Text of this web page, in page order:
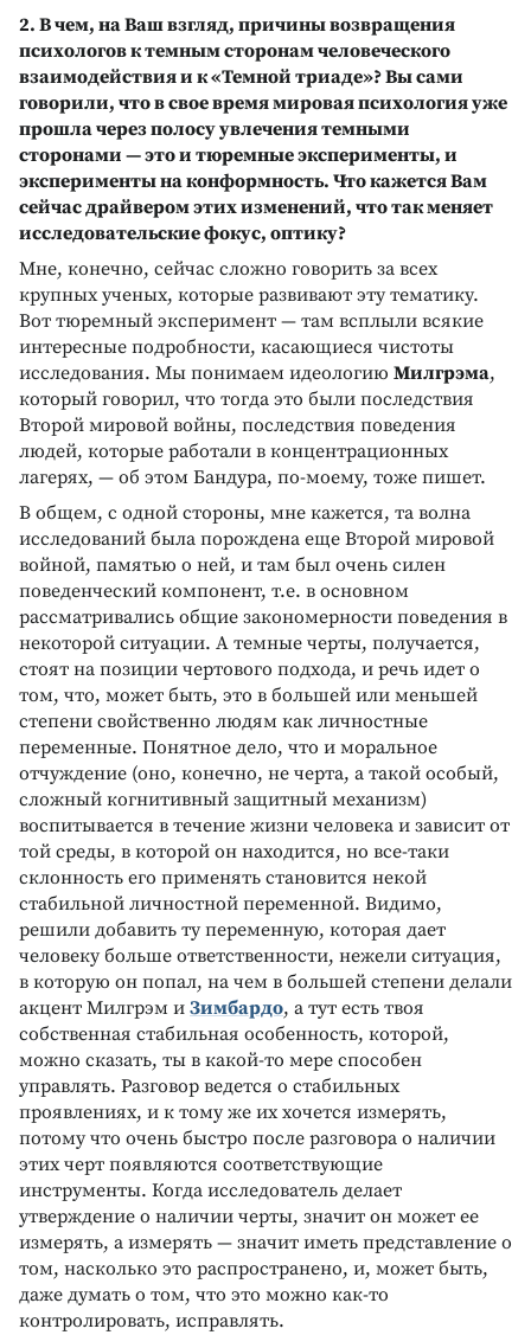
2. В чем, на Ваш взгляд, причины возвращения
психологов к темным сторонам человеческого
взаимодействия и к «Темной триаде»? Вы сами
говорили, что в свое время мировая психология уже
прошла через полосу увлечения темными
сторонами — это и тюремные эксперименты, и
эксперименты на конформность. Что кажется Вам
сейчас драйвером этих изменений, что так меняет
исследовательские фокус, оптику?
Мне, конечно, сейчас сложно говорить за всех
крупных ученых, которые развивают эту тематику.
Вот тюремный эксперимент — там всплыли всякие
интересные подробности, касающиеся чистоты
исследования. Мы понимаем идеологию Милгрэма,
который говорил, что тогда это были последствия
Второй мировой войны, последствия поведения
людей, которые работали в концентрационных
лагерях, — об этом Бандура, по-моему, тоже пишет.
В общем, с одной стороны, мне кажется, та волна
исследований была порождена еще Второй мировой
войной, памятью о ней, и там был очень силен
поведенческий компонент, т.е. в основном
рассматривались общие закономерности поведения в
некоторой ситуации. А темные черты, получается,
стоят на позиции чертового подхода, и речь идет о
том, что, может быть, это в большей или меньшей
степени свойственно людям как личностные
переменные. Понятное дело, что и моральное
отчуждение (оно, конечно, не черта, а такой особый,
сложный когнитивный защитный механизм)
воспитывается в течение жизни человека и зависит от
той среды, в которой он находится, но все-таки
склонность его применять становится некой
стабильной личностной переменной. Видимо,
решили добавить ту переменную, которая дает
человеку больше ответственности, нежели ситуация,
в которую он попал, на чем в большей степени делали
акцент Милгрэм и Зимбардо, а тут есть твоя
собственная стабильная особенность, которой,
можно сказать, ты в какой-то мере способен
управлять. Разговор ведется о стабильных
проявлениях, и к тому же их хочется измерять,
потому что очень быстро после разговора о наличии
этих черт появляются соответствующие
инструменты. Когда исследователь делает
утверждение о наличии черты, значит он может ее
измерять, а измерять — значит иметь представление о
том, насколько это распространено, и, может быть,
даже думать о том, что это можно как-то
контролировать, исправлять.